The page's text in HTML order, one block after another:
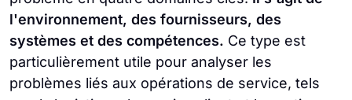
l'environnement, des fournisseurs, des
systèmes et des compétences. Ce type est
particulièrement utile pour analyser les
problèmes liés aux opérations de service, tels